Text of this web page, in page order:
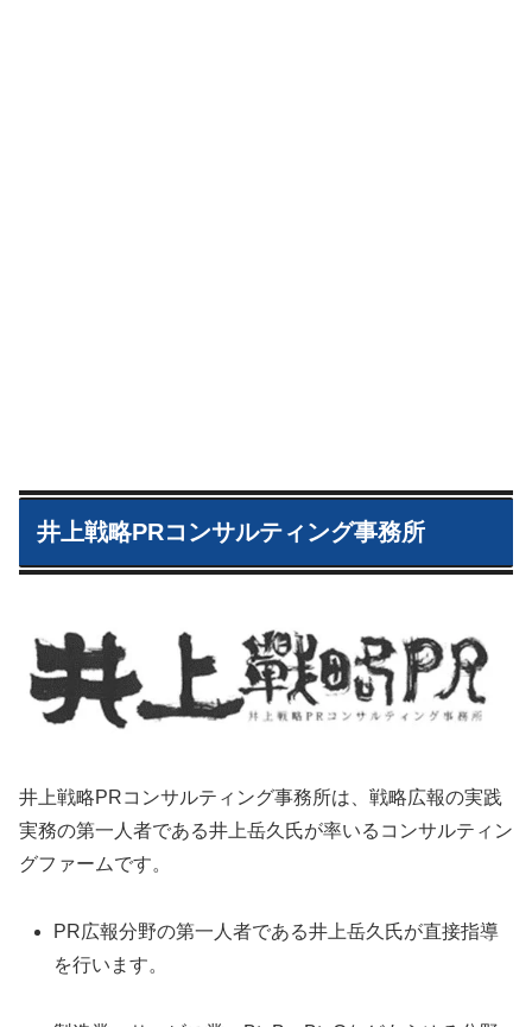
井上戦略PRコンサルティング事務所
井上戦略PRコンサルティング事務所は、戦略広報の実践
実務の第一人者である井上岳久氏が率いるコンサルティン
グファームです。
PR広報分野の第一人者である井上岳久氏が直接指導
を行います。